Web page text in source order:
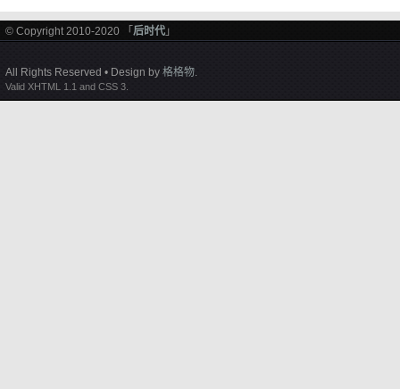
© Copyright 2010-2020 「 后时代 」
All Rights Reserved • Design by 格格物.
Valid XHTML 1.1 and CSS 3.